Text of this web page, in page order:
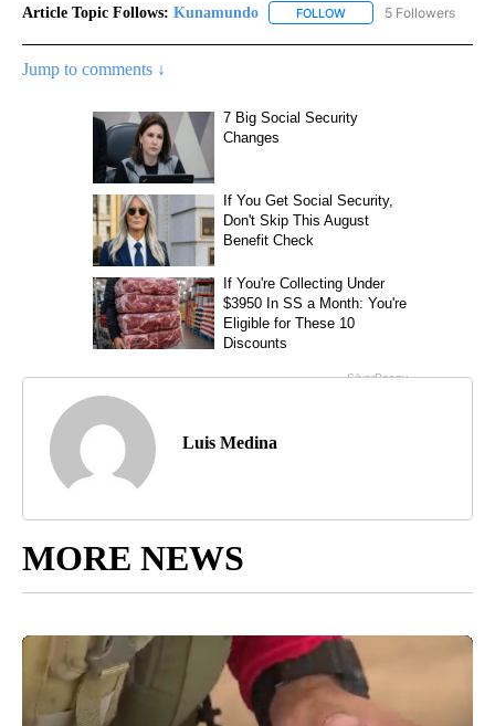
Article Topic Follows: Kunamundo FOLLOW FOLLOW5 Followers
Jump to comments ↓
Luis Medina
MORE NEWS